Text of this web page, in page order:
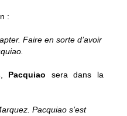
:
Faire en sorte d’avoir
, Pacquiao sera dans la
Pacquiao s’est